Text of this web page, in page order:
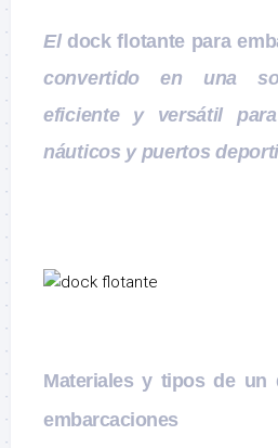
El dock flotante para
convertido en una
eficiente y versátil
náuticos y puertos
Materiales y tipos de un
embarcaciones